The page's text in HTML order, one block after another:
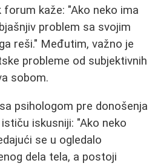
kaže: "Ako neko ima
problem sa svojim
reši." Međutim, važno je
probleme od subjektivnih
sobom.
psihologom pre donošenja
iskusniji: "Ako neko
se u ogledalo
dela tela, a postoji